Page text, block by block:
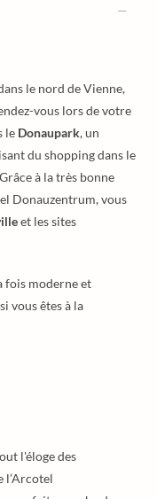
le nord de Vienne,
vous lors de votre
le Donaupark, un
du shopping dans le
à la très bonne
Donauzentrum, vous
et les sites
fois moderne et
vous êtes à la
l'éloge des
l’Arcotel